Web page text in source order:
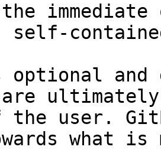
self-
and
the user.
what